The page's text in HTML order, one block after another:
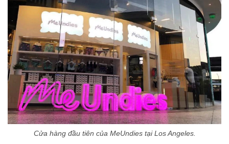
Cửa hàng đầu tiên của MeUndies tại Los Angeles.